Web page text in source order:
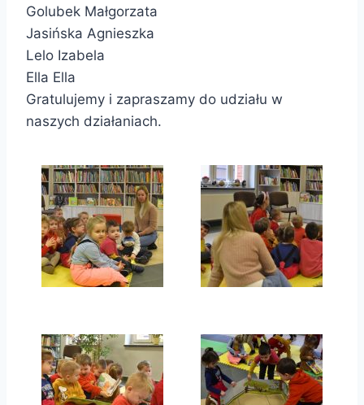
Golubek Małgorzata
Jasińska Agnieszka
Lelo Izabela
Ella Ella
Gratulujemy i zapraszamy do udziału w
naszych działaniach.